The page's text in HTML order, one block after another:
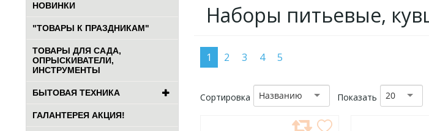
НОВИНКИ
"ТОВАРЫ К ПРАЗДНИКАМ"
ТОВАРЫ ДЛЯ САДА,
ОПРЫСКИВАТЕЛИ,
ИНСТРУМЕНТЫ
БЫТОВАЯ ТЕХНИКА
ГАЛАНТЕРЕЯ АКЦИЯ!
Наборы питьевые,
1 2 3 4 5
Сортировка Названию Показать 20